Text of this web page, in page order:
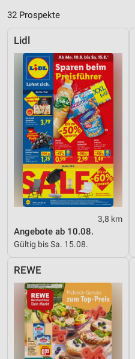
32 Prospekte
Lidl
3,8 km
Angebote ab 10.08.
Gültig bis Sa. 15.08.
REWE